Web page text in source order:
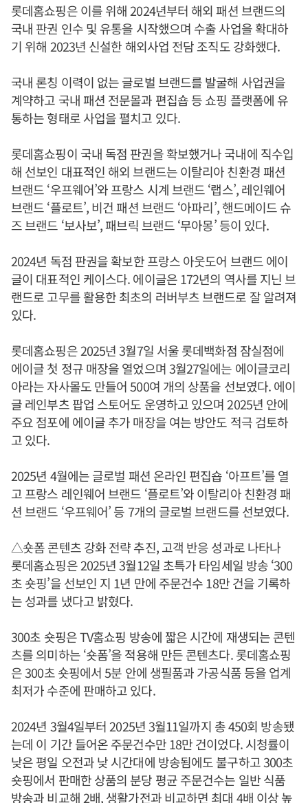
롯데홈쇼핑은 이를 위해 2024년부터 해외 패션 브랜드의
국내 판권 인수 및 유통을 시작했으며 수출 사업을 확대하
기 위해 2023년 신설한 해외사업 전담 조직도 강화했다.
국내 론칭 이력이 없는 글로벌 브랜드를 발굴해 사업권을
계약하고 국내 패션 전문몰과 편집숍 등 쇼핑 플랫폼에 유
통하는 형태로 사업을 펼치고 있다.
롯데홈쇼핑이 국내 독점 판권을 확보했거나 국내에 직수입
해 선보인 대표적인 해외 브랜드는 이탈리아 친환경 패션
브랜드 ‘우프웨어’와 프랑스 시계 브랜드 ‘랩스’, 레인웨어
브랜드 ‘플로트’, 비건 패션 브랜드 ‘아파리’, 핸드메이드 슈
즈 브랜드 ‘보사보’, 패브릭 브랜드 ‘무아몽’ 등이 있다.
2024년 독점 판권을 확보한 프랑스 아웃도어 브랜드 에이
글이 대표적인 케이스다. 에이글은 172년의 역사를 지닌 브
랜드로 고무를 활용한 최초의 러버부츠 브랜드로 잘 알려져
있다.
롯데홈쇼핑은 2025년 3월7일 서울 롯데백화점 잠실점에
에이글 첫 정규 매장을 열었으며 3월27일에는 에이글코리
아라는 자사몰도 만들어 500여 개의 상품을 선보였다. 에이
글 레인부츠 팝업 스토어도 운영하고 있으며 2025년 안에
주요 점포에 에이글 추가 매장을 여는 방안도 적극 검토하
고 있다.
2025년 4월에는 글로벌 패션 온라인 편집숍 ‘아프트’를 열
고 프랑스 레인웨어 브랜드 ‘플로트’와 이탈리아 친환경 패
션 브랜드 ‘우프웨어’ 등 7개의 글로벌 브랜드를 선보였다.
△숏폼 콘텐츠 강화 전략 추진, 고객 반응 성과로 나타나
롯데홈쇼핑은 2025년 3월12일 초특가 타임세일 방송 ‘300
초 숏핑’을 선보인 지 1년 만에 주문건수 18만 건을 기록하
는 성과를 냈다고 밝혔다.
300초 숏핑은 TV홈쇼핑 방송에 짧은 시간에 재생되는 콘텐
츠를 의미하는 ‘숏폼’을 적용해 만든 콘텐츠다. 롯데홈쇼핑
은 300초 숏핑에서 5분 안에 생필품과 가공식품 등을 업계
최저가 수준에 판매하고 있다.
2024년 3월4일부터 2025년 3월11일까지 총 450회 방송됐
는데 이 기간 들어온 주문건수만 18만 건이었다. 시청률이
낮은 평일 오전과 낮 시간대에 방송됨에도 불구하고 300초
숏핑에서 판매한 상품의 분당 평균 주문건수는 일반 식품
방송과 비교해 2배, 생활가전과 비교하면 최대 4배 이상 높